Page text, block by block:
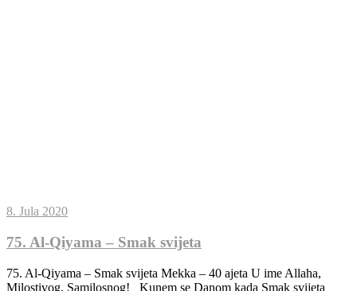
8. Jula 2020
75. Al-Qiyama – Smak svijeta
75. Al-Qiyama – Smak svijeta Mekka – 40 ajeta U ime Allaha,
Milostivog, Samilosnog! Kunem se Danom kada Smak svijeta